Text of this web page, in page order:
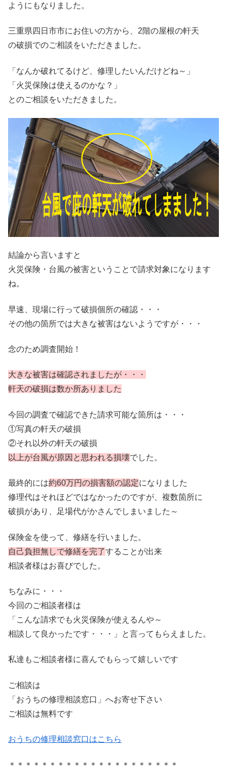
ようにもなりました。
三重県四日市市にお住いの方から、2階の屋根の軒天
の破損でのご相談をいただきました。
「なんか破れてるけど、修理したいんだけどね～」
「火災保険は使えるのかな？」
とのご相談をいただきました。
結論から言いますと
火災保険・台風の被害ということで請求対象になります
ね。
早速、現場に行って破損個所の確認・・・
その他の箇所では大きな被害はないようですが・・・
念のため調査開始！
大きな被害は確認されましたが・・・
軒天の破損は数か所ありました
今回の調査で確認できた請求可能な箇所は・・・
①写真の軒天の破損
②それ以外の軒天の破損
以上が台風が原因と思われる損壊でした。
最終的には約60万円の損害額の認定になりました
修理代はそれほどではなかったのですが、複数箇所に
破損があり、足場代がかさんでしまいました～
保険金を使って、修繕を行いました。
自己負担無しで修繕を完了することが出来
相談者様はお喜びでした。
ちなみに・・・
今回のご相談者様は
「こんな請求でも火災保険が使えるんや～
相談して良かったです・・・」と言ってもらえました。
私達もご相談者様に喜んでもらって嬉しいです
ご相談は
「おうちの修理相談窓口」へお寄せ下さい
ご相談は無料です
おうちの修理相談窓口はこちら
＊＊＊＊＊＊＊＊＊＊＊＊＊＊＊＊＊＊＊＊＊